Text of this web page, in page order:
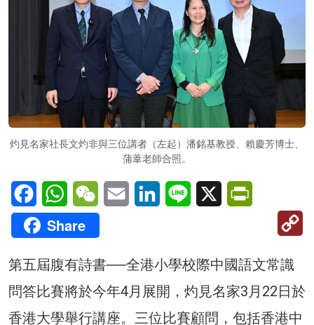
灼見名家社長文灼非與三位講者（左起）潘銘基教授、賴慶芳博士、
蒲葦老師合照。
FacebookWhatsAppWeChatEmail LinkedInLine X
Share
第五屆腹有詩書──全港小學校際中國語文常識
問答比賽將於今年4月展開，灼見名家3月22日於
香港大學舉行講座。三位比賽顧問，包括香港中